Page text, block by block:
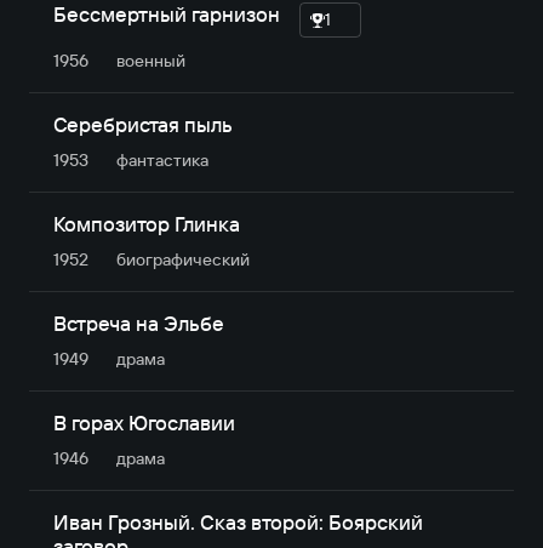
Бессмертный гарнизон
1
1956
военный
Серебристая пыль
1953 фантастика
Композитор Глинка
1952 биографический
Встреча на Эльбе
1949 драма
В горах Югославии
1946 драма
Иван Грозный. Сказ второй: Боярский